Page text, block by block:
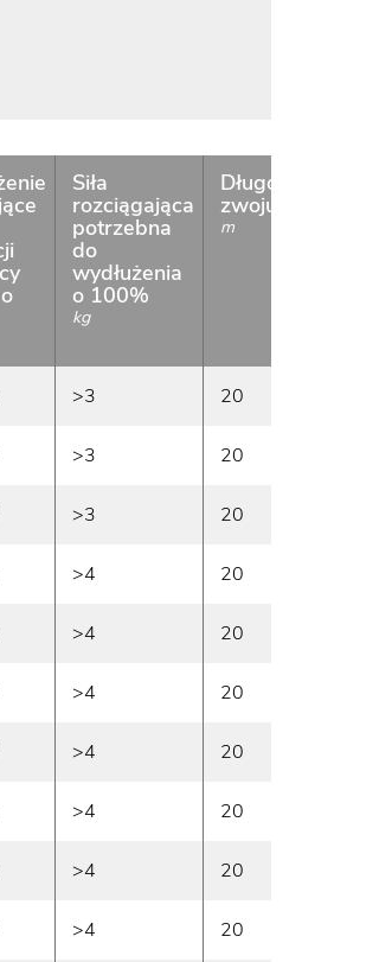
Siła
rozciągająca
potrzebna
do
wydłużenia
o 100%
kg
Długość
zwoju
m
>3 20
>3 20
>3 20
>4 20
>4 20
>4 20
>4 20
>4 20
>4 20
>4 20